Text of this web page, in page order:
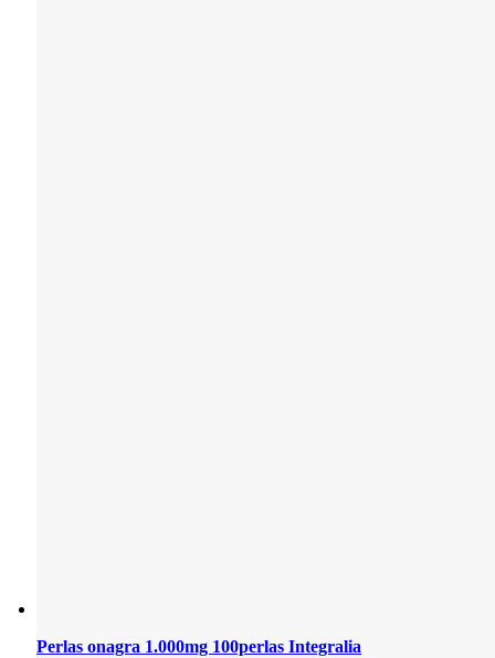
Perlas onagra 1.000mg 100perlas Integralia